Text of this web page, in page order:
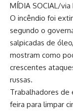
MÍDIA SOCIAL/via
O incêndio foi
segundo o
salpicadas de
mostram como
crescentes
russas.
Trabalhadores de
feira para limpar